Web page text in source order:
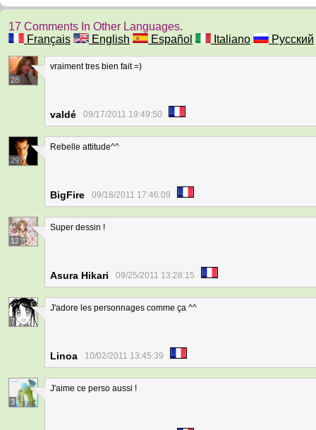
17 Comments In Other Languages.
Français
English Español Italiano Русский
28
vraiment tres bien fait =)
valdé 09/17/2011 19:49:50
29
Rebelle attitude^^
BigFire 09/18/2011 17:46:09
12
Super dessin !
Asura Hikari 09/25/2011 13:28:15
7
J'adore les personnages comme ça ^^
Linoa 10/02/2011 13:45:39
3
J'aime ce perso aussi !